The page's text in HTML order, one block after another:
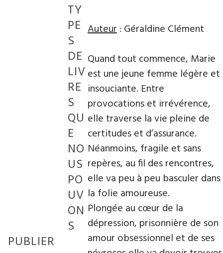
Auteur: Géraldine Clément
Quand tout commence, Marie
est une jeune femme légère et
insouciante. Entre
provocations et irrévérence,
elle traverse la vie pleine de
certitudes et d’assurance.
Néanmoins, fragile et sans
repères, au fil des rencontres,
elle va peu à peu basculer dans
la folie amoureuse.
Plongée au cœur de la
dépression, prisonnière de son
amour obsessionnel et de ses
TY
PE
S
DE
LIV
RE
S
QU
E
NO
US
PO
UV
ON
S
PUBLIER